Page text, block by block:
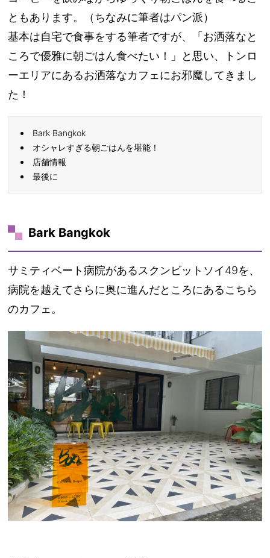
ともあります。（ちなみに筆者はパン派）
基本は自宅で食事をする筆者ですが、「お洒落なと
ころで優雅に朝ごはん食べたい！」と思い、トンロ
ーエリアにあるお洒落なカフェにお邪魔してきまし
た！
Bark Bangkok
オシャレすぎる朝ごはんを堪能！
店舗情報
最後に
Bark Bangkok
サミティベート病院があるスクンビットソイ49を、
病院を越えてさらに奥に進んだところにあるこちら
のカフェ。